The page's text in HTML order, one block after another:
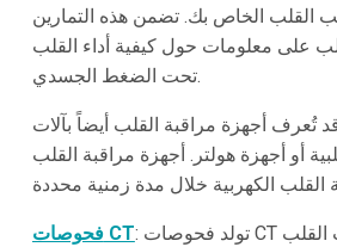
القلب الخاص بك. تضمن هذه التمارين
على معلومات حول كيفية أداء القلب
تحت الضغط الجسدي.
تُعرف أجهزة مراقبة القلب أيضاً بآلات
أو أجهزة هولتر. أجهزة مراقبة القلب
فحوصات CT: تولد فحوصات CT صور يمكن لطبيب القلب